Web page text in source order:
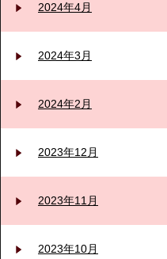
2024年4月
2024年3月
2024年2月
2023年12月
2023年11月
2023年10月